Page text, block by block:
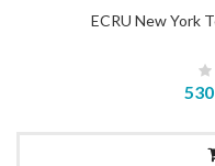
ECRU New York